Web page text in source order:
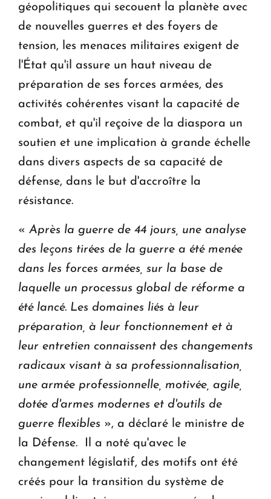
géopolitiques qui secouent la planète avec
de nouvelles guerres et des foyers de
tension, les menaces militaires exigent de
l'État qu'il assure un haut niveau de
préparation de ses forces armées, des
activités cohérentes visant la capacité de
combat, et qu'il reçoive de la diaspora un
soutien et une implication à grande échelle
dans divers aspects de sa capacité de
défense, dans le but d'accroître la
résistance.
« Après la guerre de 44 jours, une analyse
des leçons tirées de la guerre a été menée
dans les forces armées, sur la base de
laquelle un processus global de réforme a
été lancé. Les domaines liés à leur
préparation, à leur fonctionnement et à
leur entretien connaissent des changements
radicaux visant à sa professionnalisation,
une armée professionnelle, motivée, agile,
dotée d'armes modernes et d'outils de
guerre flexibles », a déclaré le ministre de
la Défense. Il a noté qu'avec le
changement législatif, des motifs ont été
créés pour la transition du système de